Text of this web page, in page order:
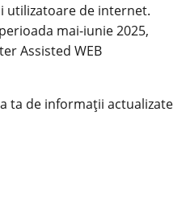
utilizatoare de internet.
mai-iunie 2025,
Assisted WEB
ta de informații actualizate